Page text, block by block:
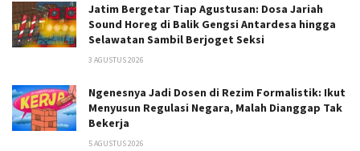
Jatim Bergetar Tiap Agustusan: Dosa Jariah
Sound Horeg di Balik Gengsi Antardesa hingga
Selawatan Sambil Berjoget Seksi
3 AGUSTUS 2026
Ngenesnya Jadi Dosen di Rezim Formalistik: Ikut
Menyusun Regulasi Negara, Malah Dianggap Tak
Bekerja
5 AGUSTUS 2026